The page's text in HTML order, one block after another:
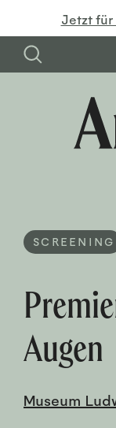
Jetzt
SCREENING
Augen
Museum